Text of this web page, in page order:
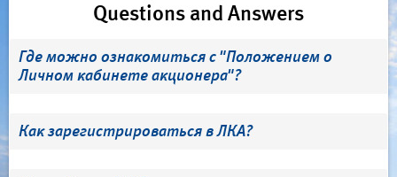
Questions and Answers
Где можно ознакомиться с "Положением о
Личном кабинете акционера"?
Как зарегистрироваться в ЛКА?